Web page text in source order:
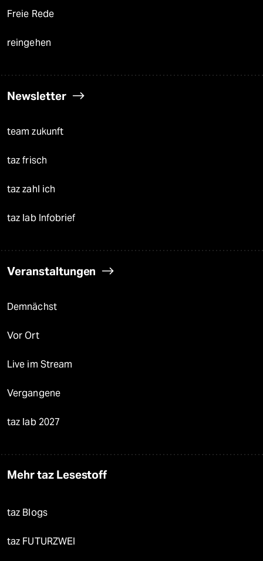
Freie Rede
reingehen
Newsletter
team zukunft
taz frisch
taz zahl ich
taz lab Infobrief
Veranstaltungen
Demnächst
Vor Ort
Live im Stream
Vergangene
taz lab 2027
Mehr taz Lesestoff
taz Blogs
taz FUTURZWEI